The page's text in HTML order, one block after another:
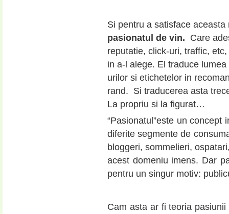
Si pentru a satisface
pasionatul de vin. Care
reputatie, click-uri, traffic,
in a-l alege. El traduce
urilor si etichetelor in
rand. Si traducerea asta
La propriu si la figurat…
“Pasionatul”este un concept
diferite segmente de
bloggeri, sommelieri,
acest domeniu imens. Dar
pentru un singur motiv:
Cam asta ar fi teoria